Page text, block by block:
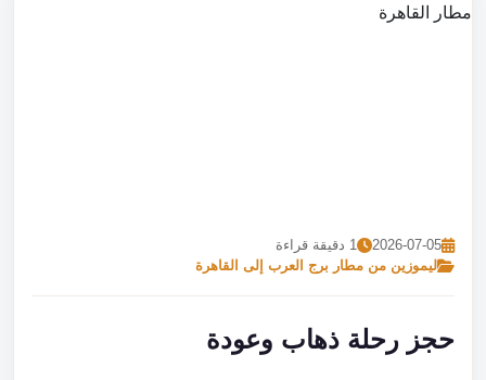
2026-07-05
1 دقيقة قراءة
ليموزين من مطار برج العرب إلى القاهرة
حجز رحلة ذهاب وعودة